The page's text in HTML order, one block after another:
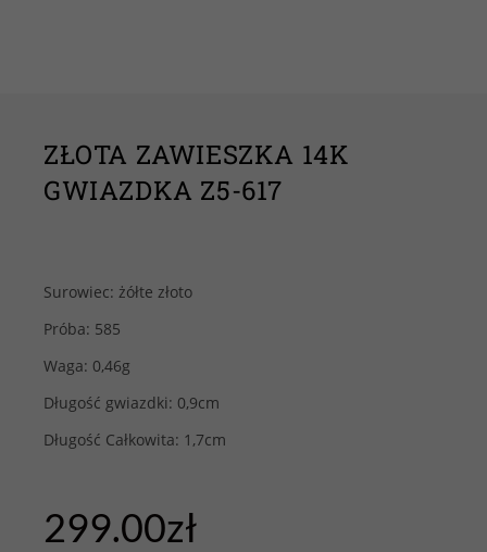
ZŁOTA ZAWIESZKA 14K
GWIAZDKA Z5-617
Surowiec: żółte złoto
Próba: 585
Waga: 0,46g
Długość gwiazdki: 0,9cm
Długość Całkowita: 1,7cm
299.00zł